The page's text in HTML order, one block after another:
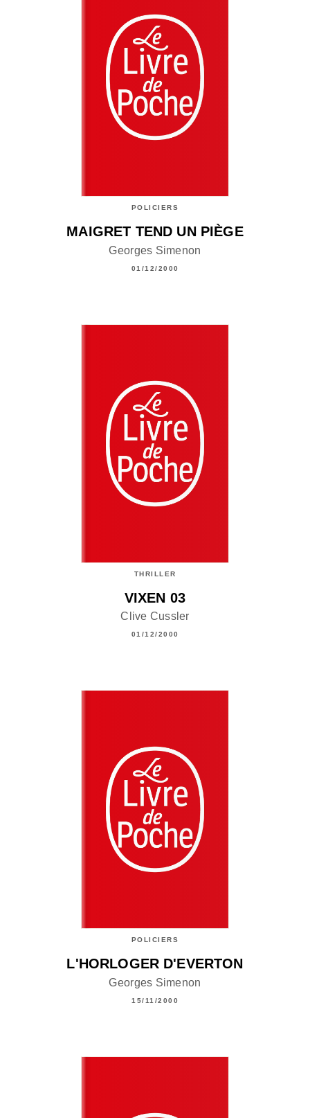
POLICIERS
MAIGRET TEND UN PIÈGE
Georges Simenon
01/12/2000
THRILLER
VIXEN 03
Clive Cussler
01/12/2000
POLICIERS
L'HORLOGER D'EVERTON
Georges Simenon
15/11/2000